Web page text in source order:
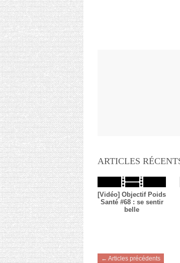
ARTICLES
[Vidéo] Objectif Poids
Santé #68 : se sentir
belle
← Articles précédents